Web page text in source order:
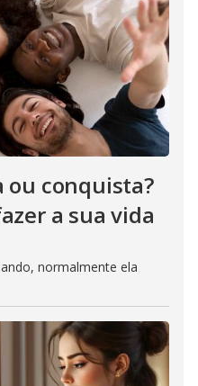
ou conquista?
a sua vida
normalmente ela